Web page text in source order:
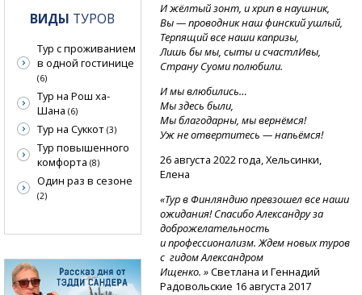
И жёлтый зонт, и хрип в наушник,
Вы — проводник наш финский ушлый,
Терпящий все наши капризы,
Лишь бы мы, сыты и счастлИвы,
Страну Суоми полюбили.
И мы влюбились…
Мы здесь были,
Мы благодарны, мы вернёмся!
Уж не отвертитесь — напьёмся!
26 августа 2022 года, Хельсинки,
Елена
«Тур в Финляндию превзошел все наши
ожидания! Спасибо Александру за
доброжелательность
и профессионализм. Ждем новых туров
с гидом Александром
Ищенко. »Светлана и Геннадий
Радовольские 16 августа 2017
ВИДЫ ТУРОВ
Тур с проживанием
в одной гостинице
(6)
Тур на Рош ха-
Шана (6)
Тур на Суккот (3)
Тур повышенного
комфорта (8)
Один раз в сезоне
(2)